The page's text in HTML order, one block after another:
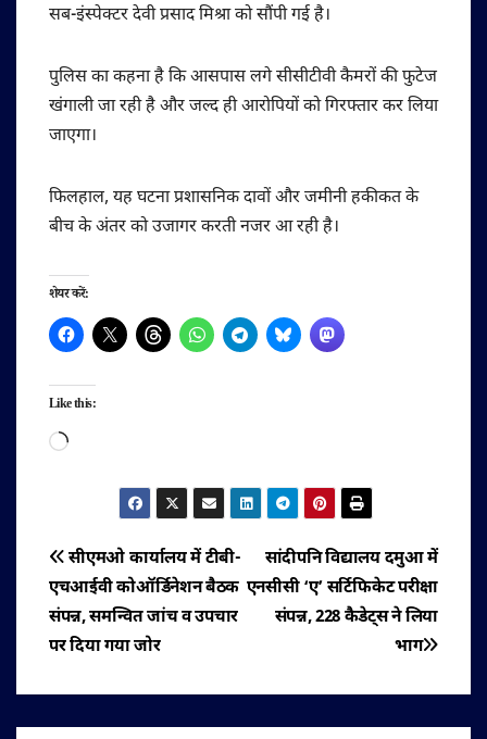
सब-इंस्पेक्टर देवी प्रसाद मिश्रा को सौंपी गई है।
पुलिस का कहना है कि आसपास लगे सीसीटीवी कैमरों की फुटेज
खंगाली जा रही है और जल्द ही आरोपियों को गिरफ्तार कर लिया
जाएगा।
फिलहाल, यह घटना प्रशासनिक दावों और जमीनी हकीकत के
बीच के अंतर को उजागर करती नजर आ रही है।
शेयर करें:
Like this:
Loading…
पोस्ट
नेविगेशन
सांदीपनि विद्यालय दमुआ में
एनसीसी ‘ए’ सर्टिफिकेट परीक्षा
संपन्न, 228 कैडेट्स ने लिया
भाग
सीएमओ कार्यालय में टीबी-
एचआईवी कोऑर्डिनेशन बैठक
संपन्न, समन्वित जांच व उपचार
पर दिया गया जोर